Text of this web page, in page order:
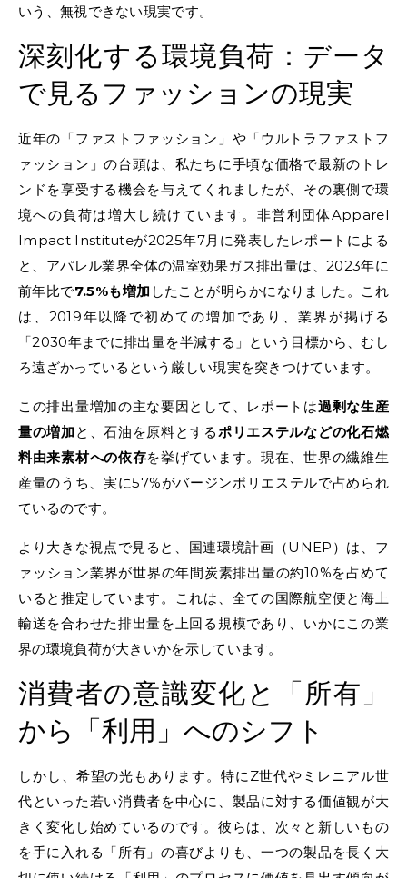
いう、無視できない現実です。
深刻化する環境負荷：データ
で見るファッションの現実
近年の「ファストファッション」や「ウルトラファストフ
ァッション」の台頭は、私たちに手頃な価格で最新のトレ
ンドを享受する機会を与えてくれましたが、その裏側で環
境への負荷は増大し続けています。非営利団体Apparel
Impact Instituteが2025年7月に発表したレポートによる
と、アパレル業界全体の温室効果ガス排出量は、2023年に
前年比で7.5%も増加 したことが明らかになりました。これ
は、2019年以降で初めての増加であり、業界が掲げる
「2030年までに排出量を半減する」という目標から、むし
ろ遠ざかっているという厳しい現実を突きつけています。
この排出量増加の主な要因として、レポートは過剰な生産
量の増加 と、石油を原料とするポリエステルなどの化石燃
料由来素材への依存を挙げています。現在、世界の繊維生
産量のうち、実に57%がバージンポリエステルで占められ
ているのです。
より大きな視点で見ると、国連環境計画（UNEP）は、フ
ァッション業界が世界の年間炭素排出量の約10%を占めて
いると推定しています。これは、全ての国際航空便と海上
輸送を合わせた排出量を上回る規模であり、いかにこの業
界の環境負荷が大きいかを示しています。
消費者の意識変化と「所有」
から「利用」へのシフト
しかし、希望の光もあります。特にZ世代やミレニアル世
代といった若い消費者を中心に、製品に対する価値観が大
きく変化し始めているのです。彼らは、次々と新しいもの
を手に入れる「所有」の喜びよりも、一つの製品を長く大